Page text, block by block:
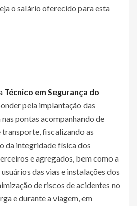
o salário oferecido para esta
Técnico em Segurança do
pela implantação das
pontas acompanhando de
fiscalizando as
da integridade física dos
e agregados, bem como a
das vias e instalações dos
de riscos de acidentes no
e durante a viagem, em